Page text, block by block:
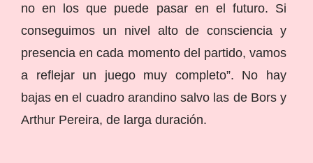
no en los que puede pasar en el futuro. Si
conseguimos un nivel alto de consciencia y
presencia en cada momento del partido, vamos
a reflejar un juego muy completo”. No hay
bajas en el cuadro arandino salvo las de Bors y
Arthur Pereira, de larga duración.